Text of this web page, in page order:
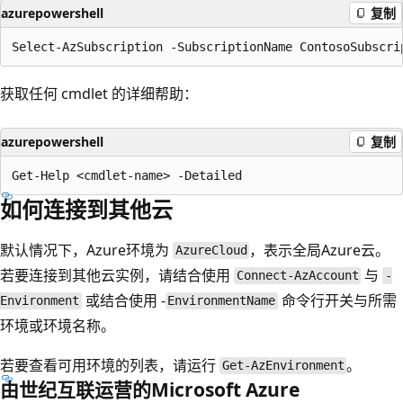
azurepowershell 复制
获取任何 cmdlet 的详细帮助：
azurepowershell 复制
如何连接到其他云
默认情况下，Azure环境为 AzureCloud ，表示全局Azure云。
若要连接到其他云实例，请结合使用 Connect-AzAccount 与
-
Environment 或结合使用 - EnvironmentName 命令行开关与所需
环境或环境名称。
若要查看可用环境的列表，请运行 Get-AzEnvironment 。
由世纪互联运营的Microsoft Azure